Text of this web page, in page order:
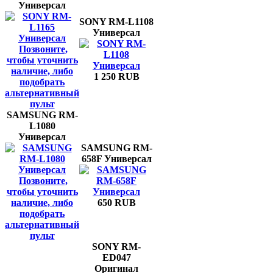
Универсал
Позвоните,
чтобы уточнить
наличие, либо
подобрать
альтернативный
пульт
SONY RM-L1108
Универсал
1 250 RUB
SAMSUNG RM-
L1080
Универсал
Позвоните,
чтобы уточнить
наличие, либо
подобрать
альтернативный
пульт
SAMSUNG RM-
658F Универсал
650 RUB
SONY RM-
ED047
Оригинал